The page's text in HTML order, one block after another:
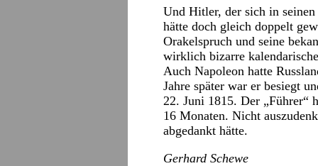
Und Hitler, der sich in
hätte doch gleich doppelt
Orakelspruch und seine
wirklich bizarre
Auch Napoleon hatte
Jahre später war er besiegt
22. Juni 1815. Der „Führer“
16 Monaten. Nicht
abgedankt hätte.
Gerhard Schewe